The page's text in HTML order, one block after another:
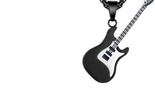
Bijuterii argint cu murano
Casete si cutii de bijuterii